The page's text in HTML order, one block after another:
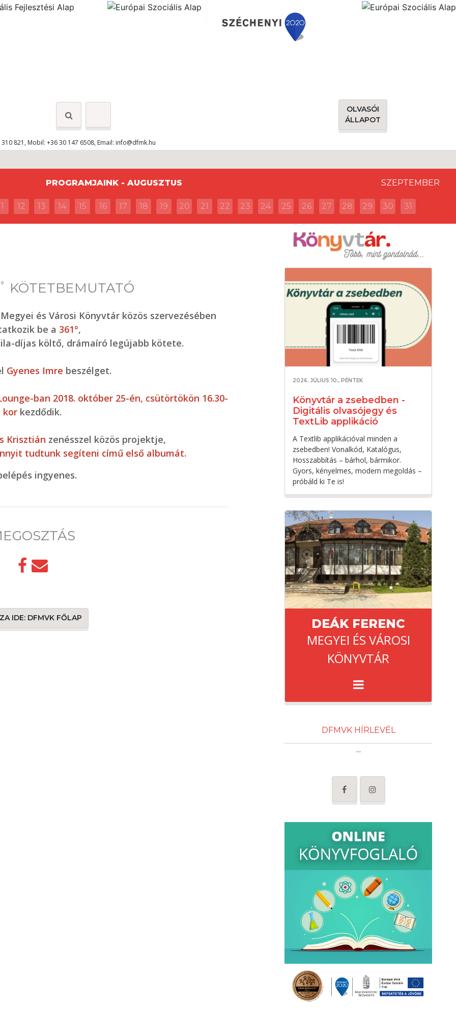
OLVASÓI
ÁLLAPOT
821, Mobil: +36 30 147 6508, Email: info@dfmk.hu
PROGRAMJAINK - AUGUSZTUS SZEPTEMBER
12 13 14 15 16 17 18 19 20 21 22 23 24 25 26 27 28 29 30 31
KÖTETBEMUTATÓ
és Városi Könyvtár közös szervezésében
be a 361°,
díjas költő, drámaíró legújabb kötete.
Gyenes Imre beszélget.
ban 2018. október 25-én, csütörtökön 16.30-
kor kezdődik.
Krisztián zenésszel közös projektje,
tudtunk segíteni című első albumát.
ingyenes.
IDE: DFMVK FŐLAP
2026. JÚLIUS 10., PÉNTEK
Könyvtár a zsebedben -
Digitális olvasójegy és
TextLib applikáció
A Textlib applikációval minden a
zsebedben! Vonalkód, Katalógus,
Hosszabbítás – bárhol, bármikor.
Gyors, kényelmes, modern megoldás –
próbáld ki Te is!
DEÁK FERENC
MEGYEI ÉS VÁROSI
KÖNYVTÁR
DFMVK HÍRLEVÉL
...